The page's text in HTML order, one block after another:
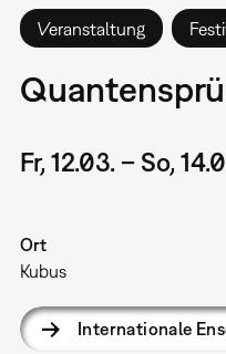
Veranstaltung
Fr, 12.03. – So,
Ort
Kubus
Internationale